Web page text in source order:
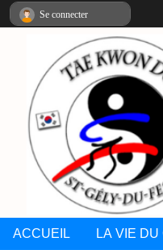
ACCUEIL LA VIE DU
Se connecter
Panneau de gestion des